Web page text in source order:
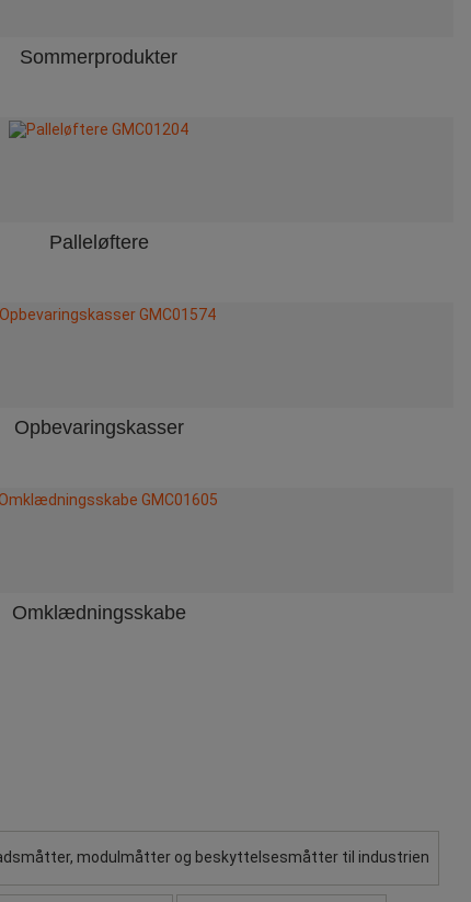
Sommerprodukter
Palleløftere
Opbevaringskasser
Omklædningsskabe
modulmåtter og beskyttelsesmåtter til industrien